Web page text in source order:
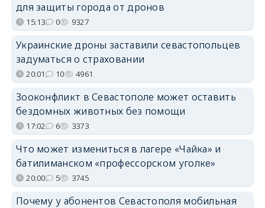
для защиты города от дронов
15:13 0 9327
Украинские дроны заставили севастопольцев
задуматься о страховании
20:01 10 4961
Зооконфликт в Севастополе может оставить
бездомных животных без помощи
17:02 6 3373
Что может измениться в лагере «Чайка» и
батилиманском «профессорском уголке»
20:00 5 3745
Почему у абонентов Севастополя мобильная